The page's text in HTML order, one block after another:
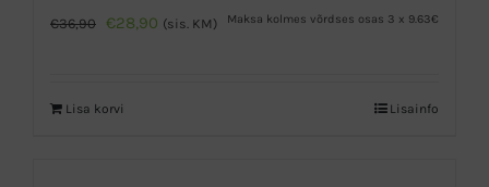
€36,90 Algne
€36,90.
€28,90 Praegune
(sis. KM) Maksa kolmes võrdses osas 3 x 9.63€
Lisa korvi Lisainfo